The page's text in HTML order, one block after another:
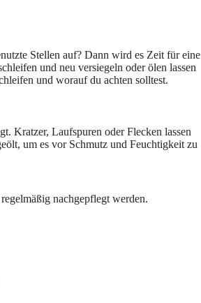
Stellen auf? Dann wird es Zeit für eine
und neu versiegeln oder ölen lassen
und worauf du achten solltest.
Kratzer, Laufspuren oder Flecken lassen
um es vor Schmutz und Feuchtigkeit zu
nachgepflegt werden.